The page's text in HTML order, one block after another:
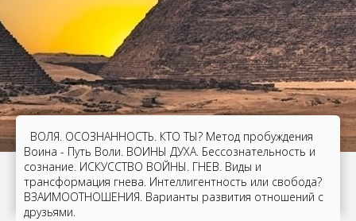
ВОЛЯ. ОСОЗНАННОСТЬ. КТО ТЫ? Метод пробуждения
Воина - Путь Воли. ВОИНЫ ДУХА. Бессознательность и
сознание. ИСКУССТВО ВОЙНЫ. ГНЕВ. Виды и
трансформация гнева. Интеллигентность или свобода?
ВЗАИМООТНОШЕНИЯ. Варианты развития отношений с
друзьями.